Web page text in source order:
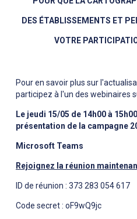
DES ÉTABLISSEMENTS ET
VOTRE
Pour en savoir plus sur
participez à l'un des webinaires
Le jeudi 15/05 de 14h00 à
présentation de la campagne
Microsoft Teams
Rejoignez la réunion
ID de réunion : 373 283 054 617
Code secret : oF9wQ9jc